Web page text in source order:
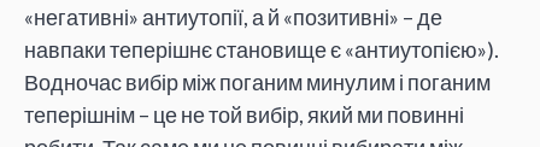
«негативні» антиутопії, а й «позитивні» – де
навпаки теперішнє становище є «антиутопією»).
Водночас вибір між поганим минулим і поганим
теперішнім – це не той вибір, який ми повинні